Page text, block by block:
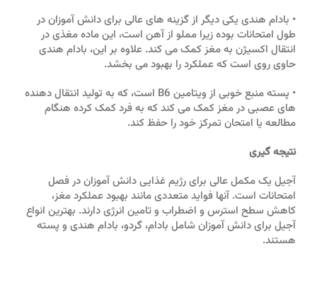
• بادام هندی یکی دیگر از گزینه های عالی برای دانش آموزان در
طول امتحانات بوده زیرا مملو از آهن است، این ماده مغذی در
انتقال اکسیژن به مغز کمک می کند. علاوه بر این، بادام هندی
حاوی روی است که عملکرد را بهبود می بخشد.
• پسته منبع خوبی از ویتامین B6 است، که به تولید انتقال دهنده
های عصبی در مغز کمک می کند که به فرد کمک کرده هنگام
مطالعه یا امتحان تمرکز خود را حفظ کند.
نتیجه گیری
آجیل یک مکمل عالی برای رژیم غذایی دانش آموزان در فصل
امتحانات است. آنها فواید متعددی مانند بهبود عملکرد مغز،
کاهش سطح استرس و اضطراب و تامین انرژی دارند. بهترین انواع
آجیل برای دانش آموزان شامل بادام، گردو، بادام هندی و پسته
هستند.